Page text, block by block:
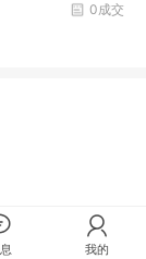
0成交
我的